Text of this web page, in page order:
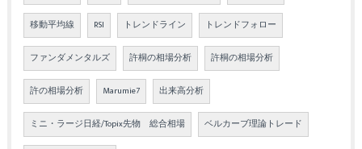
移動平均線 RSI トレンドライン トレンドフォロー
ファンダメンタルズ 許桐の相場分析 許桐の相場分析
許の相場分析 Marumie7 出来高分析
ミニ・ラージ日経/Topix先物 総合相場 ベルカーブ理論トレード